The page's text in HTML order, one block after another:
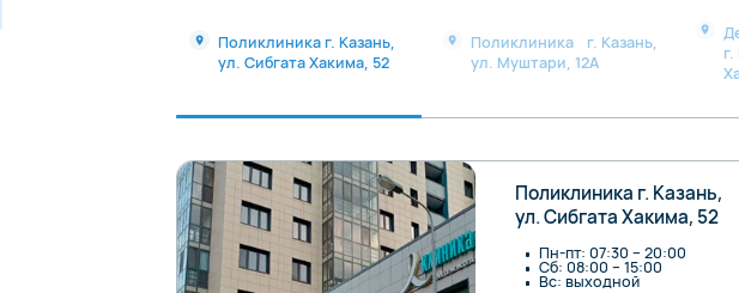
Поликлиника г. Казань,
ул. Сибгата Хакима, 52
Поликлиника г. Казань,
ул. Муштари, 12А
Поликлиника г. Казань,
ул. Сибгата Хакима, 52
Пн-пт: 07:30 – 20:00
Сб: 08:00 – 15:00
Вс: выходной